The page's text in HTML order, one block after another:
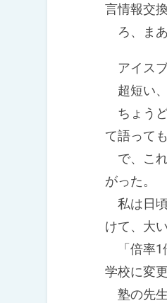
言情報交
ろ、まあ
アイスブ
超短い、
ちょう
て語って
で、こ
がった。
私は日
けて、大
「倍率1
学校に変
塾の先生